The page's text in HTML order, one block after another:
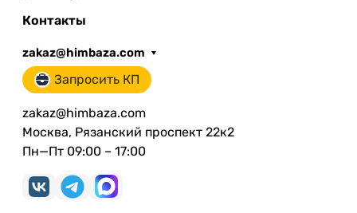
Контакты
zakaz@himbaza.com
Запросить КП
zakaz@himbaza.com
Москва, Рязанский проспект 22к2
Пн—Пт 09:00 – 17:00